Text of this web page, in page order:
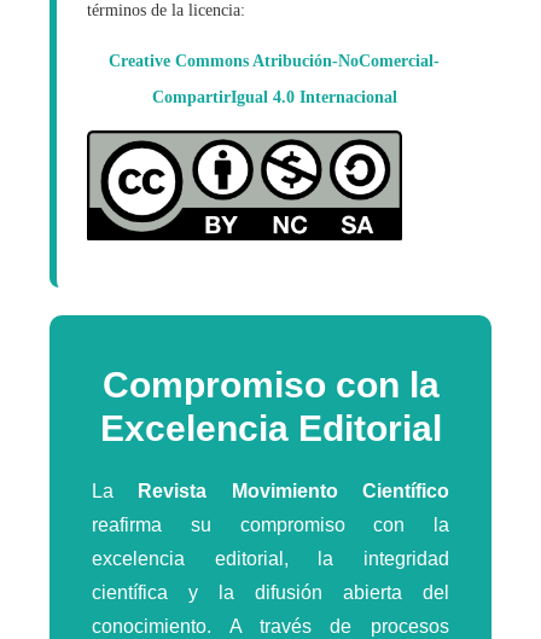
términos de la licencia:
Creative Commons Atribución-NoComercial-
CompartirIgual 4.0 Internacional
Compromiso con la
Excelencia Editorial
La
Revista Movimiento Científico
reafirma su compromiso con la
excelencia editorial, la integridad
científica y la difusión abierta del
conocimiento. A través de procesos